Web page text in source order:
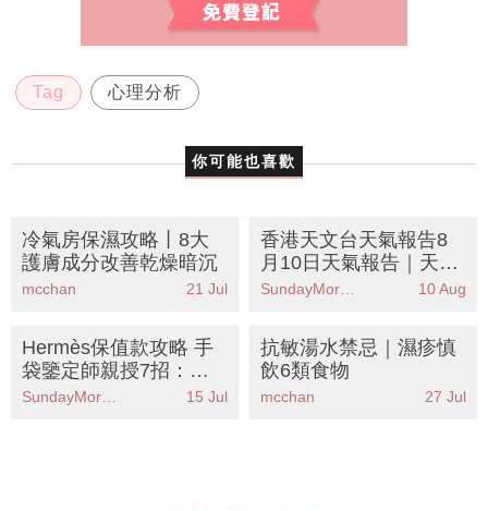
Tag 心理分析
你可能也喜歡
冷氣房保濕攻略丨8大
護膚成分改善乾燥暗沉
mcchan 21 Jul
香港天文台天氣報告8
月10日天氣報告｜天氣
狀況及未來5天天氣預
10 Aug
Hermès保值款攻略 手
袋鑒定師親授7招：款
式、顏色、皮質哪款才
SundayMore編輯部 15 Jul
抗敏湯水禁忌｜濕疹慎
飲6類食物
mcchan 27 Jul